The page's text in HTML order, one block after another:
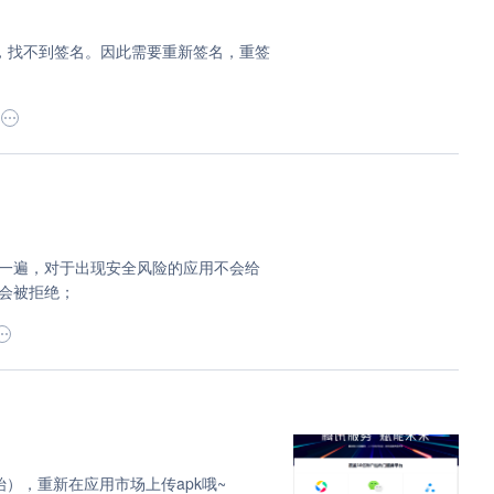
不到签名。因此需要重新签名，重签
遍，对于出现安全风险的应用不会给
被拒绝；
，重新在应用市场上传apk哦~